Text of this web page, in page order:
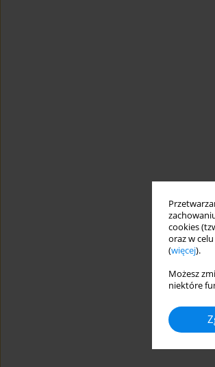
cookies
oraz w
(więcej).
Możesz
niektóre